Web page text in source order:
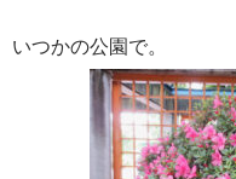
いつかの公園で。